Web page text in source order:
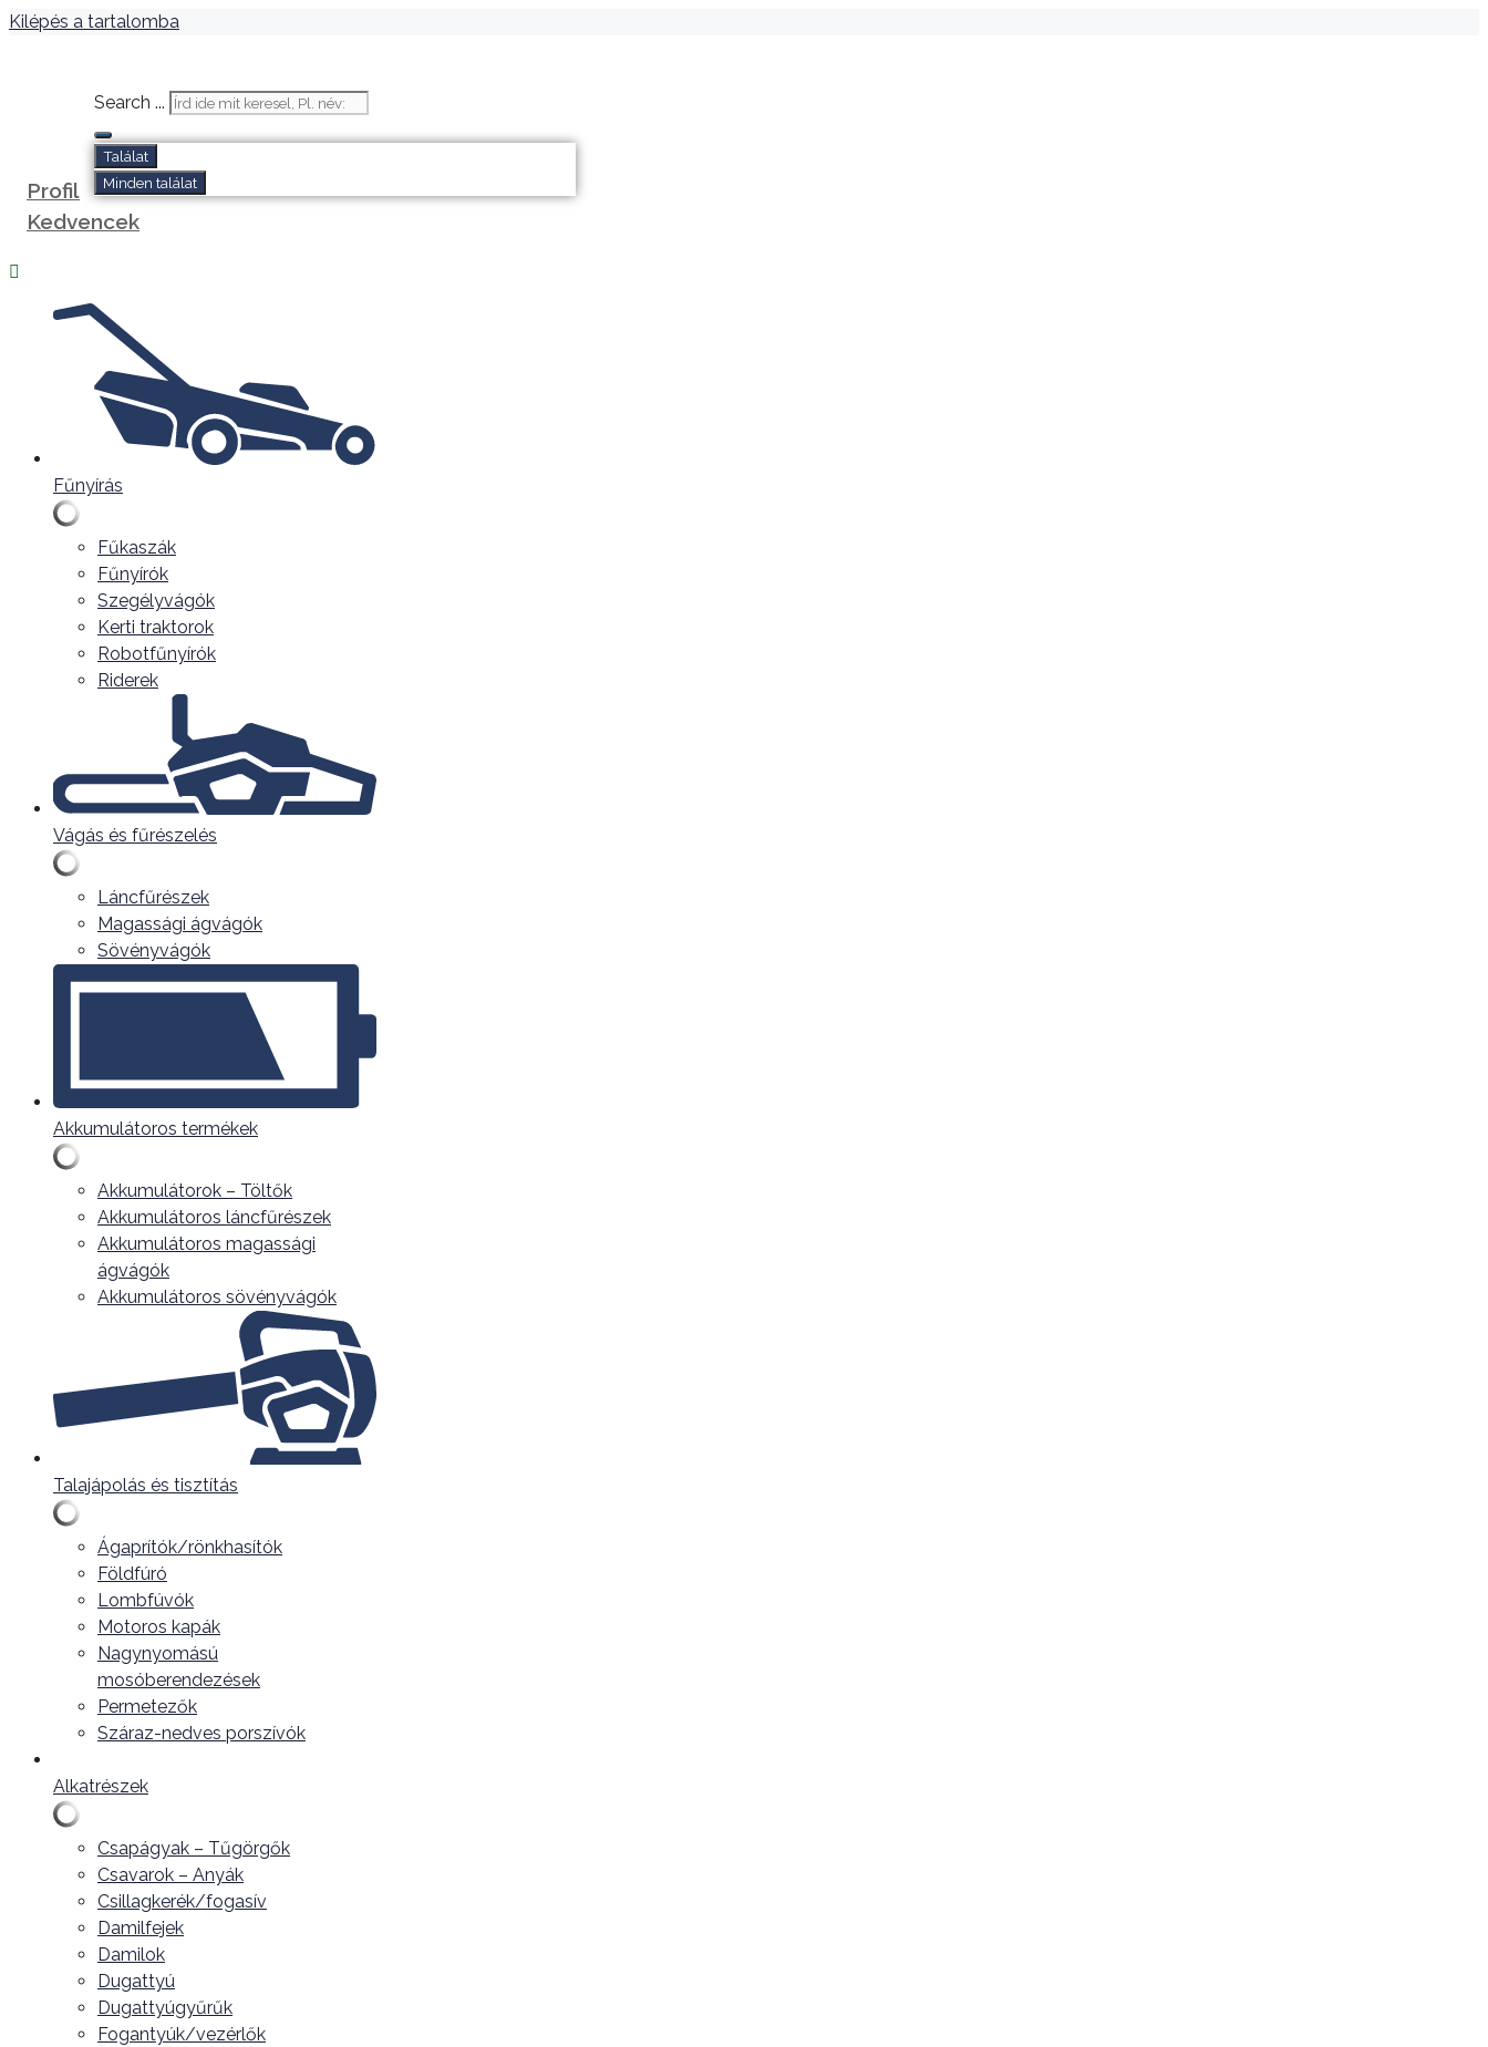
Kilépés a tartalomba
Search ...
Találat
Minden találat
Profil
Kedvencek
Fűnyírás
Fűkaszák
Fűnyírók
Szegélyvágók
Kerti traktorok
Robotfűnyírók
Riderek
Vágás és fűrészelés
Láncfűrészek
Magassági ágvágók
Sövényvágók
Akkumulátoros termékek
Akkumulátorok – Töltők
Akkumulátoros láncfűrészek
Akkumulátoros magassági
ágvágók
Akkumulátoros sövényvágók
Talajápolás és tisztítás
Ágaprítók/rönkhasítók
Földfúró
Lombfúvók
Motoros kapák
Nagynyomású
mosóberendezések
Permetezők
Száraz-nedves porszívók
Alkatrészek
Csapágyak – Tűgörgők
Csavarok – Anyák
Csillagkerék/fogasív
Damilfejek
Damilok
Dugattyú
Dugattyúgyűrűk
Fogantyúk/vezérlők